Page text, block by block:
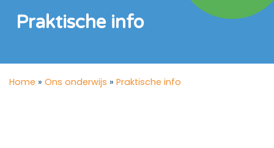
Praktische info
Home » Ons onderwijs » Praktische info